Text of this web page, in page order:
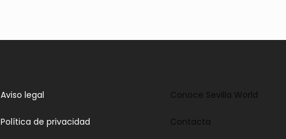
Aviso legal
Política de privacidad
Conoce Sevilla World
Contacta